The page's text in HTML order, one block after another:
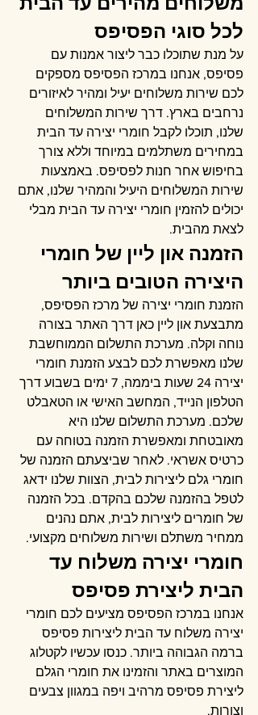
לכל סוגי הפסיפס
על מנת שתוכלו כבר ליצור אמנות עם
פסיפס, אנחנו במרכז הפסיפס מספקים
לכם שירות משלוחים יעיל ומהיר לאיזורים
נרחבים בארץ. דרך שירות המשלוחים
שלנו, תוכלו לקבל חומרי יצירה עד הבית
במחירים משתלמים במיוחד וללא צורך
בחיפוש אחר חנות לפסיפס. באמצעות
שירות המשלוחים היעיל והמהיר שלנו, אתם
יכולים להזמין חומרי יצירה עד הבית מבלי
לצאת מהבית.
הזמנה און ליין של חומרי
היצירה הטובים ביותר
הזמנת חומרי יצירה של מרכז הפסיפס,
מתבצעת און ליין כאן דרך האתר בצורה
נוחה וקלה. מערכת התשלום הממוחשבת
שלנו מאפשרת לכם לבצע הזמנת חומרי
יצירה 24 שעות ביממה, 7 ימים בשבוע דרך
הטלפון הנייד, המחשב האישי או הטאבלט
שלכם. מערכת התשלום שלנו היא
מאובטחת ומאפשרת הזמנה בטוחה עם
כרטיס אשראי. לאחר שביצעתם הזמנה של
חומרי גלם ליצירות לבית, הצוות שלנו ידאג
לטפל בהזמנה שלכם בהקדם. בכל הזמנה
של חומרים ליצירות לבית, אתם נהנים
ממחיר משתלם ושירות משלוחים מקצועי.
חומרי יצירה משלוח עד
הבית ליצירת פסיפס
אנחנו במרכז הפסיפס מציעים לכם חומרי
יצירה משלוח עד הבית ליצירות פסיפס
ברמה הגבוהה ביותר. כנסו עכשיו לקטלוג
המוצרים באתר והזמינו את חומרי הגלם
ליצירת פסיפס מרהיב ויפה במגוון צבעים
וצורות.